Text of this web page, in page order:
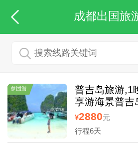
成都出国旅
参团游
普吉岛旅游,1
享游海景普吉
¥2880元
行程6天